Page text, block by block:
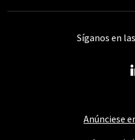
Anúnciese
Síganos en